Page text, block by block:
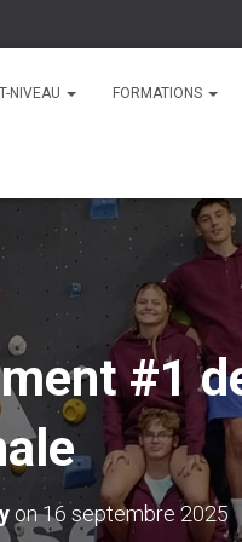
NIVEAU FORMATIONS
#1
on16 septembre 2025